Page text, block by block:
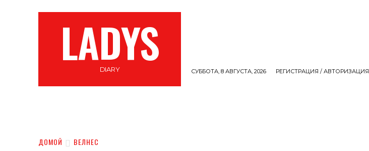
LADYS
DIARY СУББОТА, 8 АВГУСТА, 2026 РЕГИСТРАЦИЯ / АВТОРИЗАЦИЯ
ДОМОЙ ВЕЛНЕС